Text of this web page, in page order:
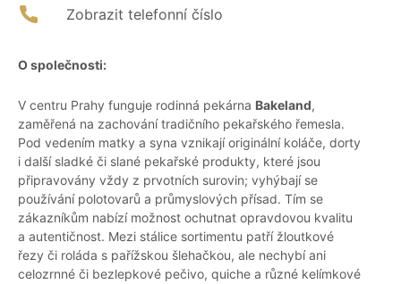
Zobrazit telefonní číslo
O společnosti:
V centru Prahy funguje rodinná pekárna Bakeland,
zaměřená na zachování tradičního pekařského řemesla.
Pod vedením matky a syna vznikají originální koláče, dorty
i další sladké či slané pekařské produkty, které jsou
připravovány vždy z prvotních surovin; vyhýbají se
používání polotovarů a průmyslových přísad. Tím se
zákazníkům nabízí možnost ochutnat opravdovou kvalitu
a autentičnost. Mezi stálice sortimentu patří žloutkové
řezy či roláda s pařížskou šlehačkou, ale nechybí ani
celozrnné či bezlepkové pečivo, quiche a různé kelímkové